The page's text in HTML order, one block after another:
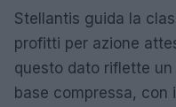
Stellantis guida la
profitti per azione
questo dato riflette
base compressa, con